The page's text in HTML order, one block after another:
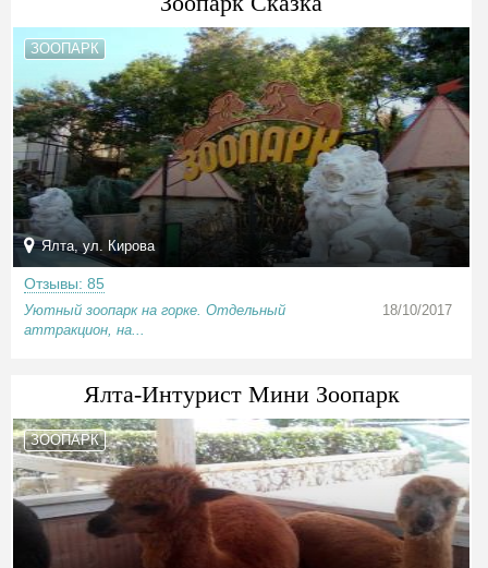
ЗООПАРК
Ялта, ул. Кирова
Отзывы: 85
Уютный зоопарк на горке. Отдельный
аттракцион, на...
18/10/2017
Ялта-Интурист Мини Зоопарк
ЗООПАРК